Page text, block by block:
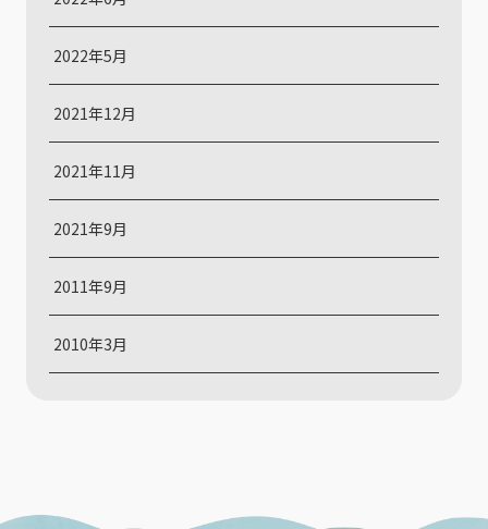
2022年5月
2021年12月
2021年11月
2021年9月
2011年9月
2010年3月